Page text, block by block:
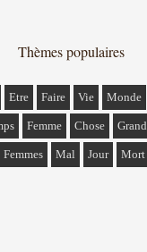
Thèmes populaires
Etre Faire Vie Monde
Femme Chose Grand
Femmes Mal Jour Mort